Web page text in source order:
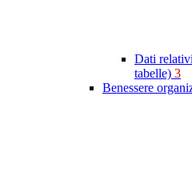
Dati
tabelle) 3
Benessere